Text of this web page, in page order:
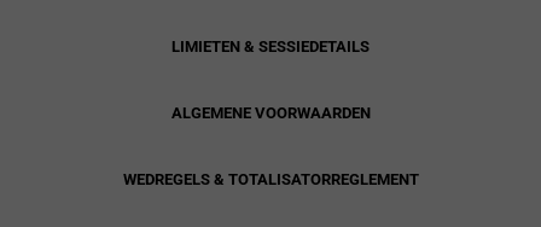
LIMIETEN & SESSIEDETAILS
ALGEMENE VOORWAARDEN
WEDREGELS & TOTALISATORREGLEMENT